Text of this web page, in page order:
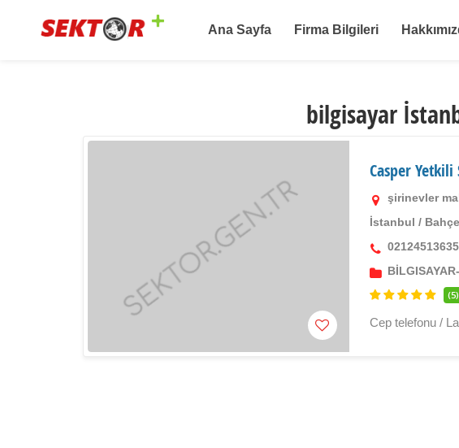
Ana Sayfa Firma Bilgileri
bilgisayar
Casper Yetkili
şirinevler
İstanbul /
02124513635
(5)
Cep telefonu /